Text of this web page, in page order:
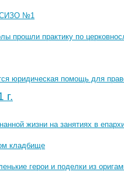
СИЗО №1
прошли практику по
юридическая помощь для
г.
жизни на занятиях в
кладбище
герои и поделки из